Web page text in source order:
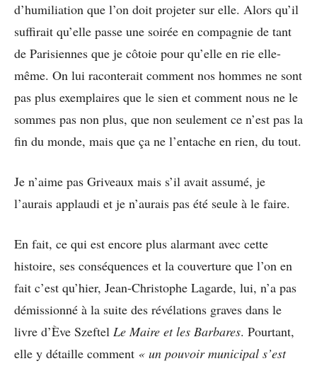
d’humiliation que l’on doit projeter sur elle. Alors qu’il
suffirait qu’elle passe une soirée en compagnie de tant
de Parisiennes que je côtoie pour qu’elle en rie elle-
même. On lui raconterait comment nos hommes ne sont
pas plus exemplaires que le sien et comment nous ne le
sommes pas non plus, que non seulement ce n’est pas la
fin du monde, mais que ça ne l’entache en rien, du tout.
Je n’aime pas Griveaux mais s’il avait assumé, je
l’aurais applaudi et je n’aurais pas été seule à le faire.
En fait, ce qui est encore plus alarmant avec cette
histoire, ses conséquences et la couverture que l’on en
fait c’est qu’hier, Jean-Christophe Lagarde, lui, n’a pas
démissionné à la suite des révélations graves dans le
livre d’Ève Szeftel Le Maire et les Barbares. Pourtant,
elle y détaille comment « un pouvoir municipal s’est